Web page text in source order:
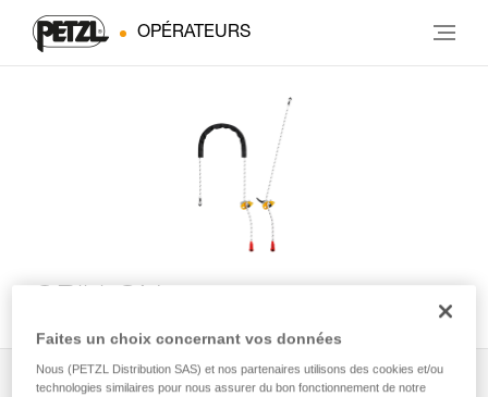
OPÉRATEURS
Tous les conseils techniques 1 Filtrer
Faites un choix concernant vos données
Nous (PETZL Distribution SAS) et nos partenaires utilisons des cookies et/ou
technologies similaires pour nous assurer du bon fonctionnement de notre